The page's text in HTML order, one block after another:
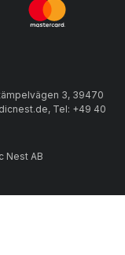
3, 39470
Tel: +49 40
Nest AB